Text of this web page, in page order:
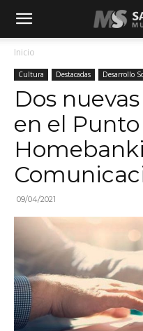
Inicio
Cultura Destacadas Desarrollo
Dos
en el
09/04/2021